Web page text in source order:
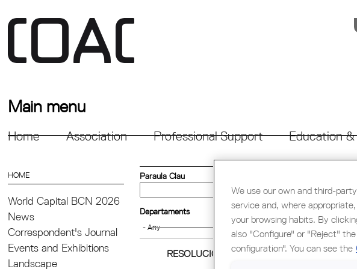
Main menu
Home Association Professional Support Education
HOME
World Capital BCN 2026
News
Correspondent's Journal
Events and Exhibitions
Landscape
Paraula Clau
Departaments
Expired
RESOLUCIÓ DSO/3559/2021
We use our own and third-
service and, where
your browsing habits. By
also "Configure" or "Reject"
configuration". You can see the